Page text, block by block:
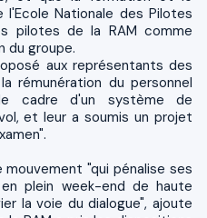
Nationale des Pilotes
pilotes de la RAM comme
du groupe.
aux représentants des
rémunération du personnel
cadre d'un système de
et leur a soumis un projet
"qui pénalise ses
plein week-end de haute
la voie du dialogue", ajoute